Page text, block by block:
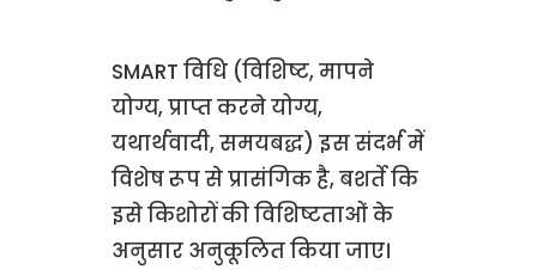
SMART विधि (विशिष्ट, मापने
योग्य, प्राप्त करने योग्य,
यथार्थवादी, समयबद्ध) इस संदर्भ में
विशेष रूप से प्रासंगिक है, बशर्ते कि
इसे किशोरों की विशिष्टताओं के
अनुसार अनुकूलित किया जाए।